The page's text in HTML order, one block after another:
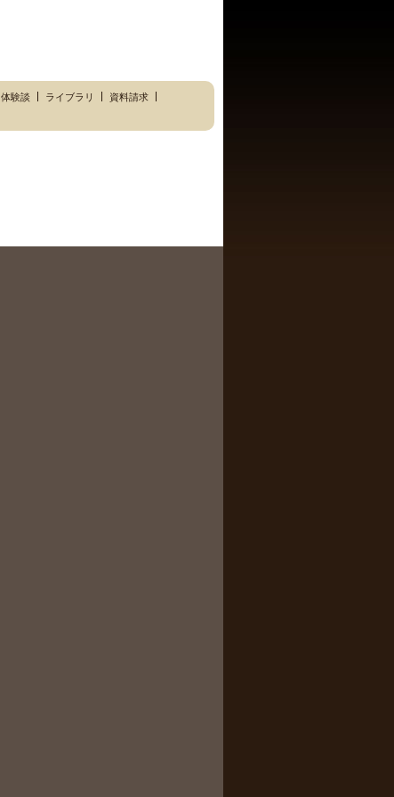
体験談 ライブラリ
資料請求